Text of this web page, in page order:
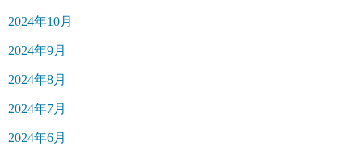
2024年10月
2024年9月
2024年8月
2024年7月
2024年6月